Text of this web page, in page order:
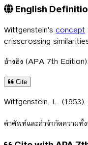
English
Wittgenstein's concept
crisscrossing
อ้างอิง (APA 7th Edition):
Cite
Wittgenstein, L.. (1953).
คำศัพท์และคำจำกัดความทั้